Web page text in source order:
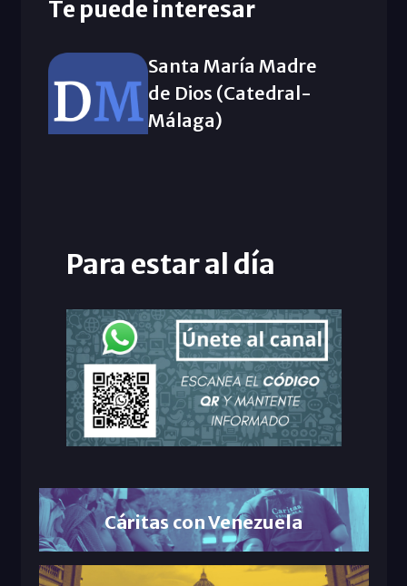
Te puede interesar
Santa María Madre
de Dios (Catedral-
Málaga)
Para estar al día
Cáritas con Venezuela